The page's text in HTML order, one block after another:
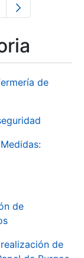
Pages Use
de
de
de